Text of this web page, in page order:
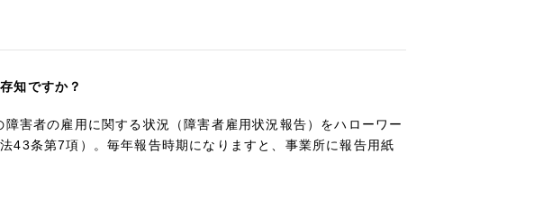
知ですか？
害者の雇用に関する状況（障害者雇用状況報告）をハローワー
43条第7項）。毎年報告時期になりますと、事業所に報告用紙